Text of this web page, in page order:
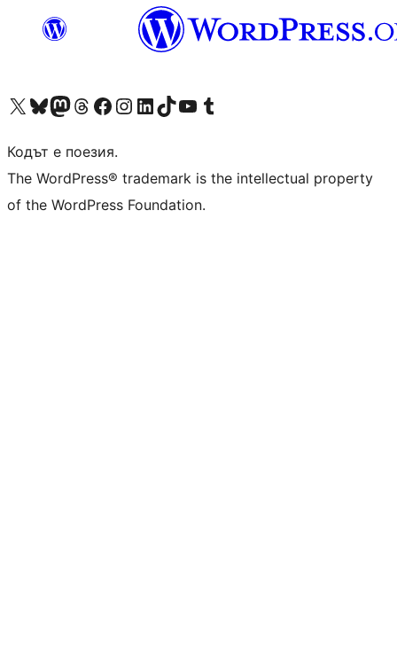
Visit our X (formerly Twitter) account
Visit our Bluesky account
Visit our Mastodon account
Visit our Threads account
Посетете нашата страница във Facebook
Посетете нашия профил в Instagram
Посетете нашия профил в LinkedIn
Visit our TikTok account
Visit our YouTube channel
Visit our Tumblr account
Кодът е поезия.
The WordPress® trademark is the intellectual property
of the WordPress Foundation.